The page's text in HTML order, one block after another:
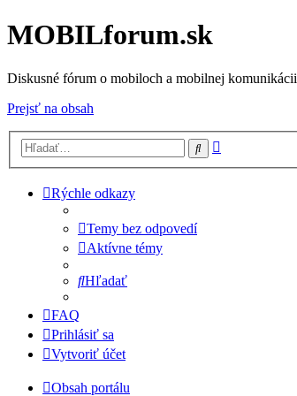
MOBILforum.sk
Diskusné fórum o mobiloch a mobilnej komunikácii
Prejsť na obsah
Hľadať
Rýchle odkazy
Temy bez odpovedí
Aktívne témy
Hľadať
FAQ
Prihlásiť sa
Vytvoriť účet
Obsah portálu